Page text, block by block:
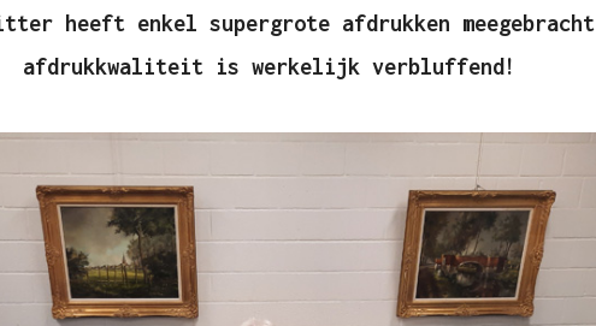
heeft enkel supergrote afdrukken meegebracht
afdrukkwaliteit is werkelijk verbluffend!